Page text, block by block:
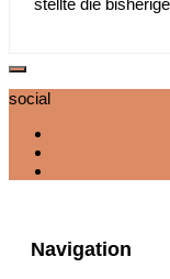
social
Navigation